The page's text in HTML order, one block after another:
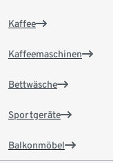
Kaffee
Kaffeemaschinen
Bettwäsche
Sportgeräte
Balkonmöbel